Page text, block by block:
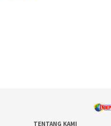
TENTANG KAMI